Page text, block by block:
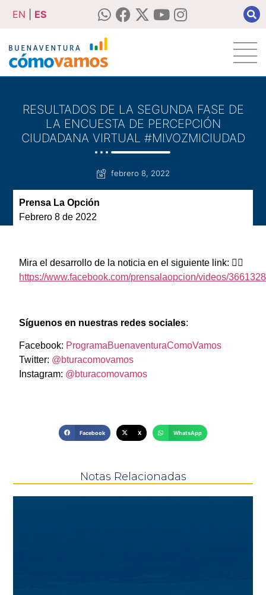
EN ES
RESULTADOS DE LA SEGUNDA FASE DE
LA ENCUESTA DE PERCEPCIÓN
CIUDADANA VIRTUAL #MIVOZMICIUDAD
febrero 8, 2022
Prensa La Opción
Febrero 8 de 2022
Mira el desarrollo de la noticia en el siguiente link: 👇🏽
https://www.facebook.com/prensalaopcion/videos/
Síguenos en nuestras redes sociales:
Facebook: ProgramaBuenaventuraComoVamos
Twitter: @bturacomovamos
Instagram: @bturacomovamos
Facebook X WhatsApp
Notas Relacionadas